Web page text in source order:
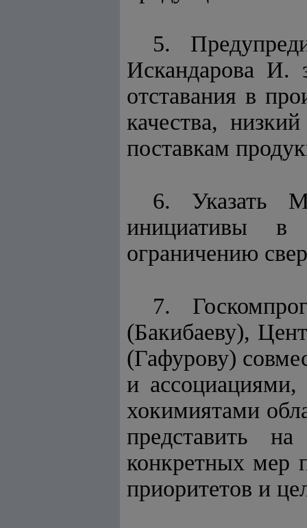
5.
Искандарова И.
отставания в
качества,
поставкам
6. Указать
инициативы в
ограничению
7.
(Бакибаеву),
(Гафурову)
и ассоциациями,
хокимиятами
представить
конкретных мер
приоритетов и